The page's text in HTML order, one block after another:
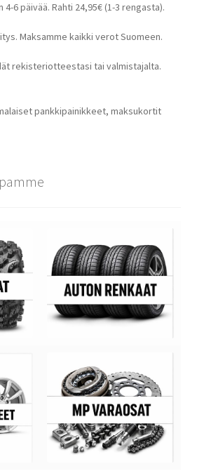
6 päivää. Rahti 24,95€ (1-3 rengasta).
Maksamme kaikki verot Suomeen.
rekisteriotteestasi tai valmistajalta.
pankkipainikkeet, maksukortit